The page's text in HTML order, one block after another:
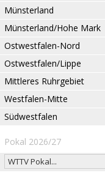
Münsterland
Münsterland/Hohe Mark
Ostwestfalen-Nord
Ostwestfalen/Lippe
Mittleres Ruhrgebiet
Westfalen-Mitte
Südwestfalen
Pokal 2026/27